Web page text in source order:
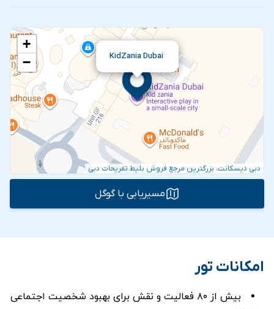
KidZania Dubai
+
−
دبی دیسکانت، بزرگترین مرجع فروش بلیط تفریحات دبی
مسیریابی با گوگل
امکانات تور
بیش از ۸۰ فعالیت و نقش برای بهبود شخصیت اجتماعی